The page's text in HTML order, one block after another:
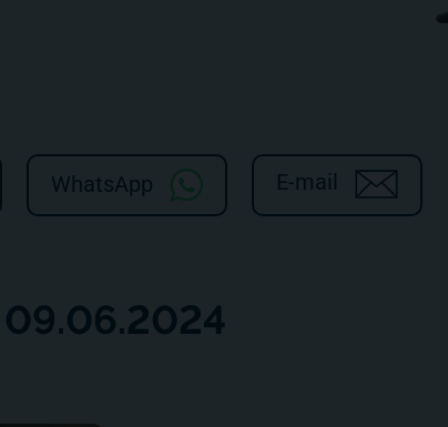
WhatsApp E-mail